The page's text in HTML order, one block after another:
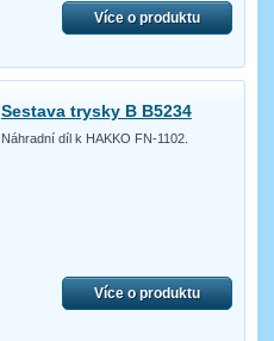
Více o produktu
Sestava trysky B B5234
Náhradní díl k HAKKO FN-1102.
Více o produktu